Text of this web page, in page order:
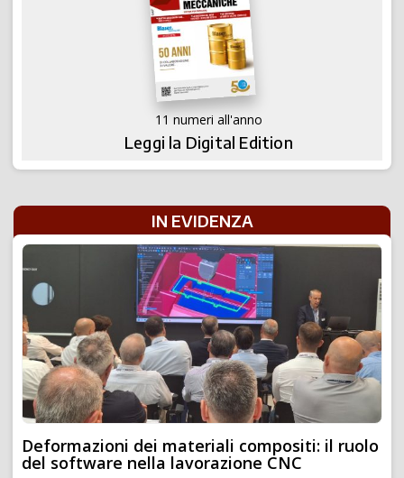
11 numeri all'anno
Leggi la Digital Edition
IN EVIDENZA
Deformazioni dei materiali compositi: il ruolo
del software nella lavorazione CNC